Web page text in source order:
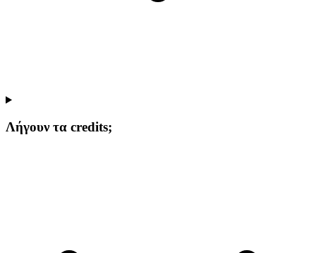
Λήγουν τα credits;